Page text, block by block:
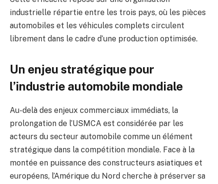
industrielle répartie entre les trois pays, où les pièces
automobiles et les véhicules complets circulent
librement dans le cadre d’une production optimisée.
Un enjeu stratégique pour
l’industrie automobile mondiale
Au-delà des enjeux commerciaux immédiats, la
prolongation de l’USMCA est considérée par les
acteurs du secteur automobile comme un élément
stratégique dans la compétition mondiale. Face à la
montée en puissance des constructeurs asiatiques et
européens, l’Amérique du Nord cherche à préserver sa